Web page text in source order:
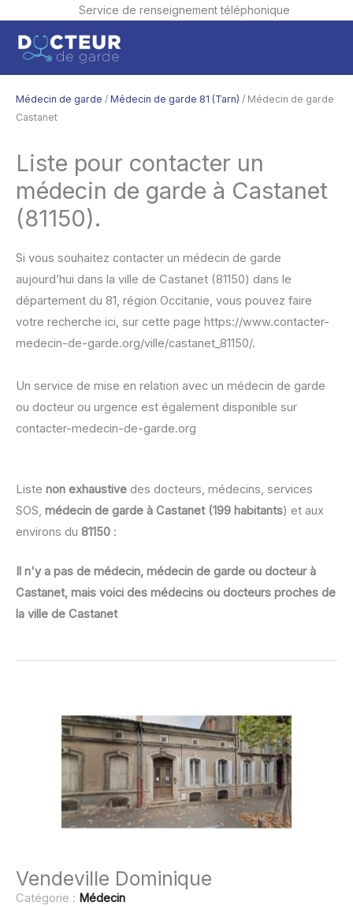
Service de renseignement téléphonique
contenu
Médecin de garde / Médecin de garde 81 (Tarn) / Médecin de garde
Castanet
Liste pour contacter un
médecin de garde à Castanet
(81150).
Si vous souhaitez contacter un médecin de garde
aujourd’hui dans la ville de Castanet (81150) dans le
département du 81, région Occitanie, vous pouvez faire
votre recherche ici, sur cette page https://www.contacter-
medecin-de-garde.org/ville/castanet_81150/.
Un service de mise en relation avec un médecin de garde
ou docteur ou urgence est également disponible sur
contacter-medecin-de-garde.org
Liste non exhaustive des docteurs, médecins, services
SOS, médecin de garde à Castanet (199 habitants) et aux
environs du 81150 :
Il n'y a pas de médecin, médecin de garde ou docteur à
Castanet, mais voici des médecins ou docteurs proches de
la ville de Castanet
Vendeville Dominique
Catégorie : Médecin